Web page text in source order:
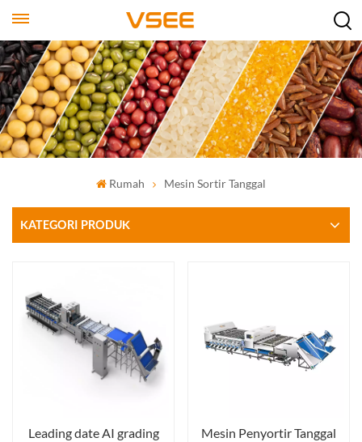
Rumah Mesin Sortir Tanggal
KATEGORI PRODUK
Leading date AI grading
Mesin Penyortir Tanggal